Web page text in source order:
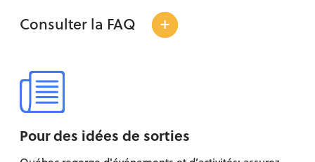
Consulter la FAQ +
Pour des idées de sorties